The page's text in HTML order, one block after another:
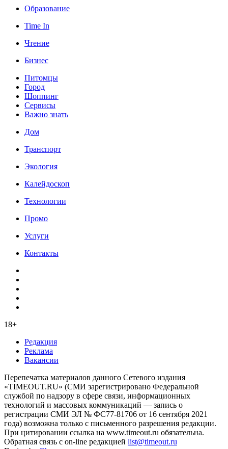
Образование
Time In
Чтение
Бизнес
Питомцы
Город
Шоппинг
Сервисы
Важно знать
Дом
Транспорт
Экология
Калейдоскоп
Технологии
Промо
Услуги
Контакты
18+
Редакция
Реклама
Вакансии
Перепечатка материалов данного Сетевого издания
«TIMEOUT.RU» (СМИ зарегистрировано Федеральной
службой по надзору в сфере связи, информационных
технологий и массовых коммуникаций — запись о
регистрации СМИ ЭЛ № ФС77-81706 от 16 сентября 2021
года) возможна только с письменного разрешения редакции.
При цитировании ссылка на www.timeout.ru обязательна.
Обратная связь с on-line редакцией list@timeout.ru